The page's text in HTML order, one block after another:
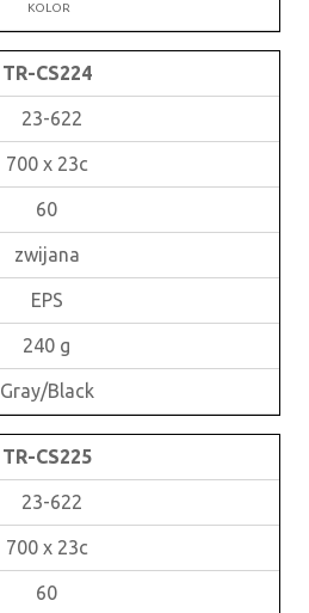
KOLOR
TR-CS224
23-622
700 x 23c
60
zwijana
EPS
240 g
Gray/Black
TR-CS225
23-622
700 x 23c
60